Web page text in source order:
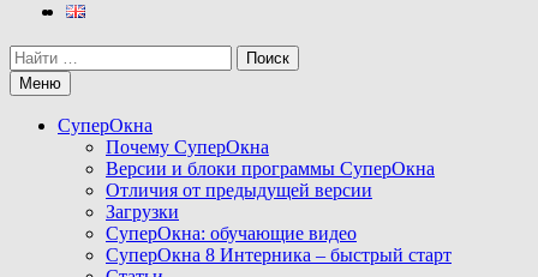
Поиск
Меню
СуперОкна
Почему СуперОкна
Версии и блоки программы СуперОкна
Отличия от предыдущей версии
Загрузки
СуперОкна: обучающие видео
СуперОкна 8 Интерника – быстрый старт